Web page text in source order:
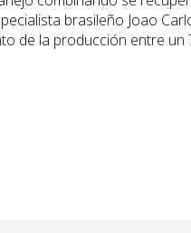
brasileño Joao
de la producción entre un